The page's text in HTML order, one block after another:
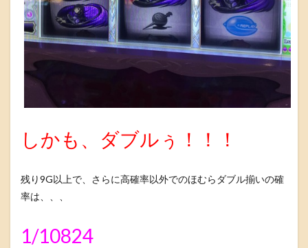
しかも、ダブルぅ！！！
残り9G以上で、さらに高確率以外でのほむらダブル揃いの確
率は、、、
1/10824